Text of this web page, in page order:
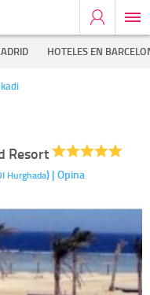
HOTELES EN
Resort
Hurghada) | Opina